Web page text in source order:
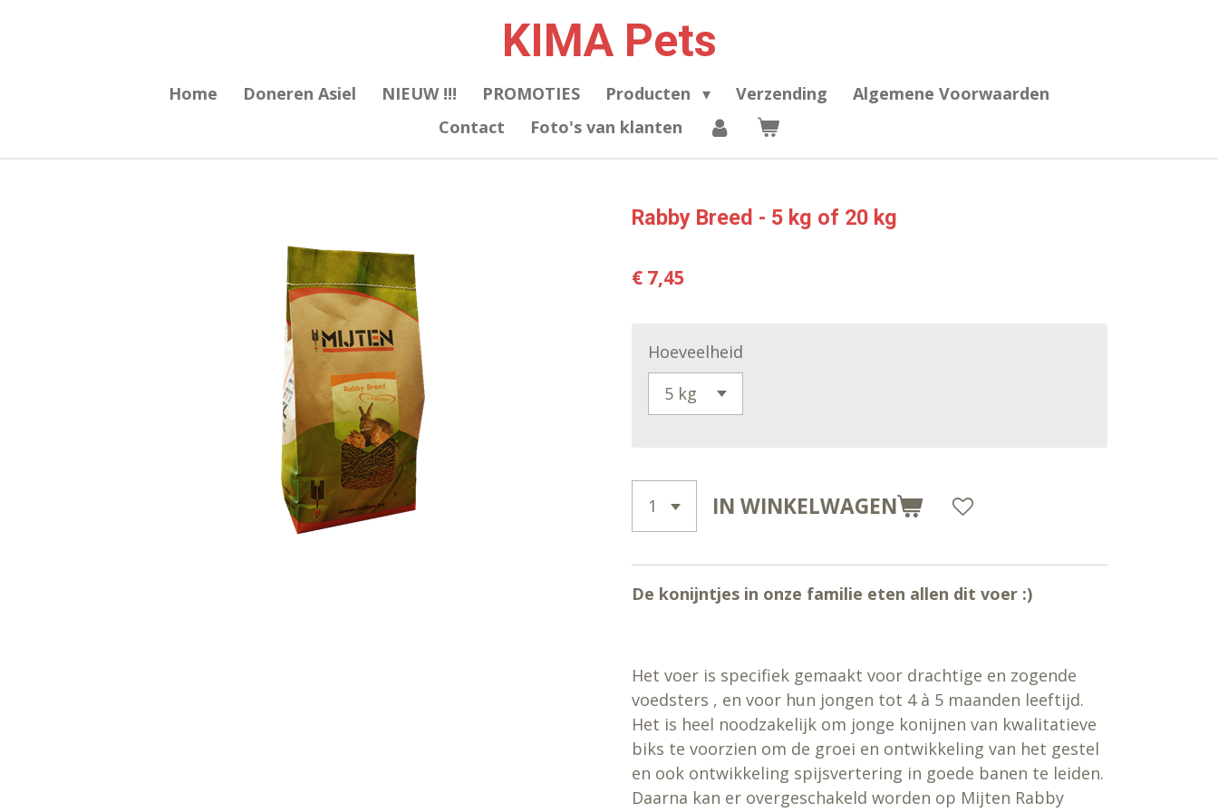
KIMA Pets
Home Doneren Asiel NIEUW !!! PROMOTIES Producten Verzending
Algemene Voorwaarden
Contact
Foto's van klanten
Rabby Breed - 5 kg of 20 kg
€ 7,45
Hoeveelheid
IN WINKELWAGEN
De konijntjes in onze familie eten allen dit voer :)
Het voer is specifiek gemaakt voor drachtige en zogende
voedsters , en voor hun jongen tot 4 à 5 maanden leeftijd.
Het is heel noodzakelijk om jonge konijnen van kwalitatieve
biks te voorzien om de groei en ontwikkeling van het gestel
en ook ontwikkeling spijsvertering in goede banen te leiden.
Daarna kan er overgeschakeld worden op Mijten Rabby